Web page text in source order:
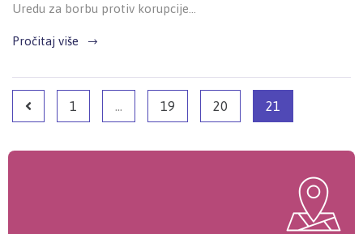
Uredu za borbu protiv korupcije…
Pročitaj više
1 … 19 20 21